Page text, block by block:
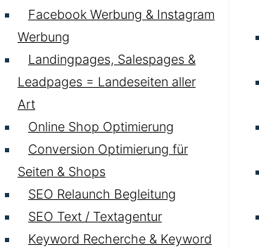
Facebook Werbung & Instagram
Werbung
Landingpages, Salespages &
Leadpages = Landeseiten aller
Art
Online Shop Optimierung
Conversion Optimierung für
Seiten & Shops
SEO Relaunch Begleitung
SEO Text / Textagentur
Keyword Recherche & Keyword